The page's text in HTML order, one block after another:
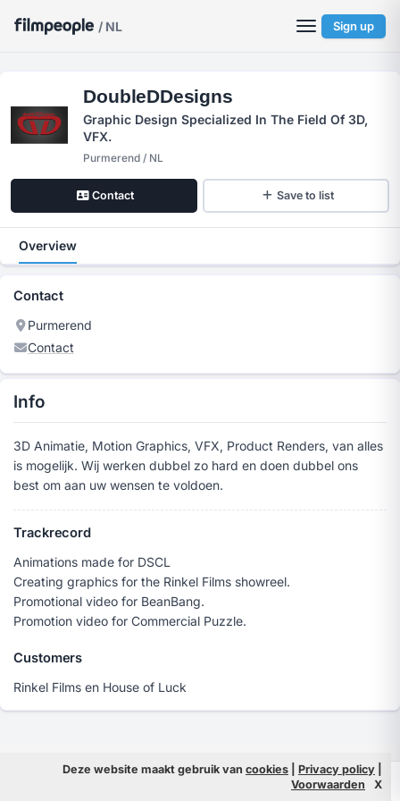
/ NL Sign up
DoubleDDesigns
Graphic Design Specialized In The Field Of 3D,
VFX.
Purmerend / NL
Contact Save to list
Overview
Contact
Purmerend
Contact
Info
3D Animatie, Motion Graphics, VFX, Product Renders, van alles
is mogelijk. Wij werken dubbel zo hard en doen dubbel ons
best om aan uw wensen te voldoen.
Trackrecord
Animations made for DSCL
Creating graphics for the Rinkel Films showreel.
Promotional video for BeanBang.
Promotion video for Commercial Puzzle.
Customers
Rinkel Films en House of Luck
Info
Deze website maakt gebruik van cookies Privacy policy
Voorwaarden
X